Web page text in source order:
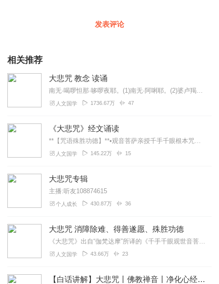
发表评论
相关推荐
大悲咒 教念 读诵
南无·喝啰怛那·哆啰夜耶。(1)南无·阿唎耶。(2)婆卢羯帝·烁钵啰耶。(3)菩提萨埵婆耶。(4)摩诃萨埵婆耶。(5)摩诃迦卢尼迦耶。(6)唵。(7)萨皤啰罚曳...
人文国学 1736.67万 47
《大悲咒》经文诵读
**【咒语殊胜功德】**•观音菩萨亲授千手千眼根本咒，佛陀赞叹"威力第一"•特别功效：消百万劫业障（尤其宿世杀业、堕胎罪业）化解冤亲债主纠缠（持满1...
人文国学 145.22万 15
大悲咒专辑
主播:听友108874615
个人成长 430.87万 36
大悲咒 消障除难、得善遂愿、殊胜功德
《大悲咒》出自“伽梵达摩”所译的《千手千眼观世音菩萨广大圆满无碍大悲心陀罗尼经》，全名为《广大圆满无碍大悲心陀罗尼》。按照内容文字的多少，《大悲咒》有广、中、略...
人文国学 43.66万 23
【白话讲解】大悲咒丨佛教禅音丨净化心经丨祈福静心